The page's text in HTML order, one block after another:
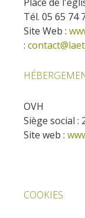
Tél. 05 65 74
Site Web :
:
OVH
Siège social :
Site web :
COOKIES